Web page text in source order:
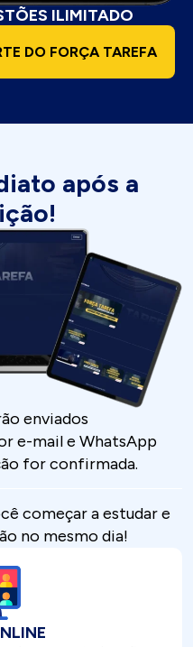
ILIMITADO
DO FORÇA TAREFA
após a
enviados
e-mail e WhatsApp
for confirmada.
começar a estudar e
no mesmo dia!